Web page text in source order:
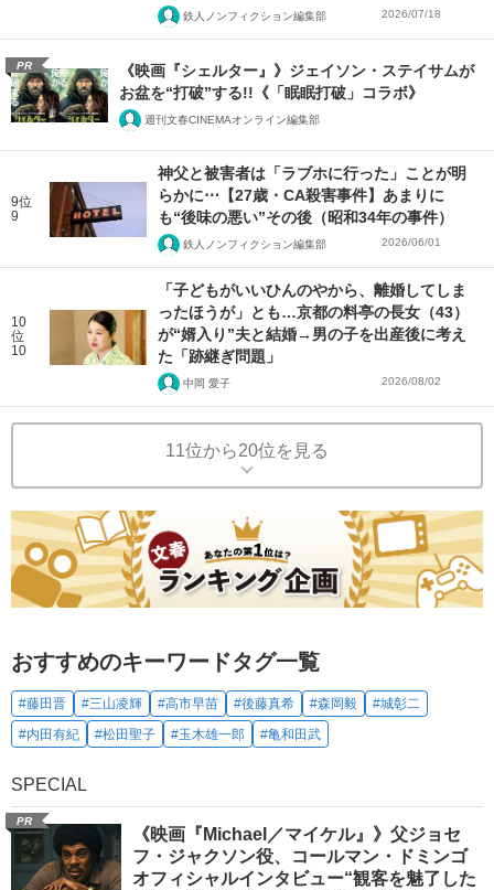
鉄人ノンフィクション編集部 2026/07/18
PR
《映画『シェルター』》ジェイソン・ステイサムが
お盆を“打破”する!!《「眠眠打破」コラボ》
週刊文春CINEMAオンライン編集部
9位
9
神父と被害者は「ラブホに行った」ことが明
らかに⋯【27歳・CA殺害事件】あまりに
も“後味の悪い”その後（昭和34年の事件）
鉄人ノンフィクション編集部 2026/06/01
10
位
10
「子どもがいいひんのやから、離婚してしま
ったほうが」とも…京都の料亭の長女（43）
が“婿入り”夫と結婚→男の子を出産後に考え
た「跡継ぎ問題」
中岡 愛子 2026/08/02
11位から20位を見る
おすすめのキーワードタグ一覧
#藤田晋 #三山凌輝 #高市早苗 #後藤真希 #森岡毅
#城彰二
#内田有紀
#松田聖子 #玉木雄一郎 #亀和田武
SPECIAL
PR
《映画『Michael／マイケル』》父ジョセ
フ・ジャクソン役、コールマン・ドミンゴ
オフィシャルインタビュー“観客を魅了した